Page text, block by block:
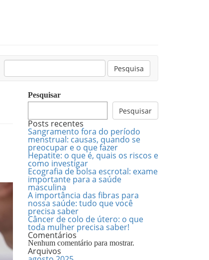
Pesquisar:
Pesquisa
Pesquisar
Pesquisar
Posts recentes
Sangramento fora do período
menstrual: causas, quando se
preocupar e o que fazer
Hepatite: o que é, quais os riscos e
como investigar
Ecografia de bolsa escrotal: exame
importante para a saúde
masculina
A importância das fibras para
nossa saúde: tudo que você
precisa saber
Câncer de colo de útero: o que
toda mulher precisa saber!
Comentários
Nenhum comentário para mostrar.
Arquivos